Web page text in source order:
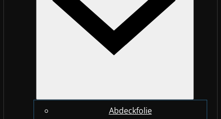
Abdeckfolie